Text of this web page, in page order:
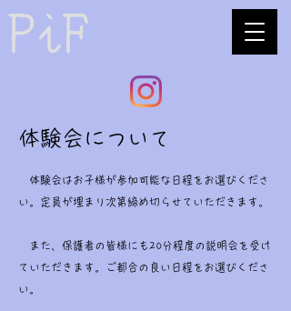
体験会について
体験会はお子様が参加可能な日程をお選びくださ
い。定員が埋まり次第締め切らせていただきます。
​ また、保護者の皆様にも20分程度の説明会を受け
ていただきます。ご都合の良い日程をお選びくださ
い。